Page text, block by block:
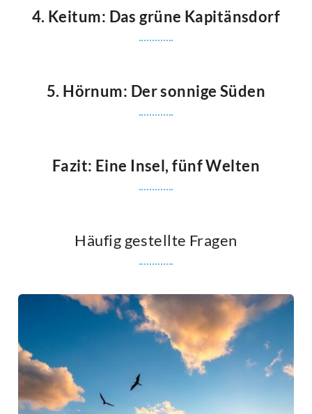
4. Keitum: Das grüne Kapitänsdorf
5. Hörnum: Der sonnige Süden
Fazit: Eine Insel, fünf Welten
Häufig gestellte Fragen